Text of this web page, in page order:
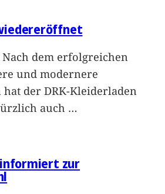
dem erfolgreichen
und modernere
der DRK-Kleiderladen
auch …
informiert zur